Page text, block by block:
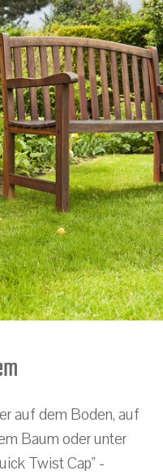
auf dem Boden, auf
Baum oder unter
Twist Cap" -